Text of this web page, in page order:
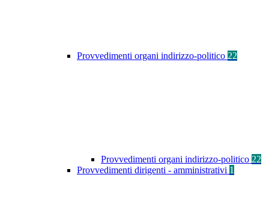
Provvedimenti organi indirizzo-politico 22
Provvedimenti organi indirizzo-politico 22
Provvedimenti dirigenti - amministrativi 1